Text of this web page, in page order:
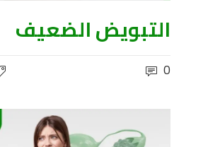
التبويض الضعيف
0